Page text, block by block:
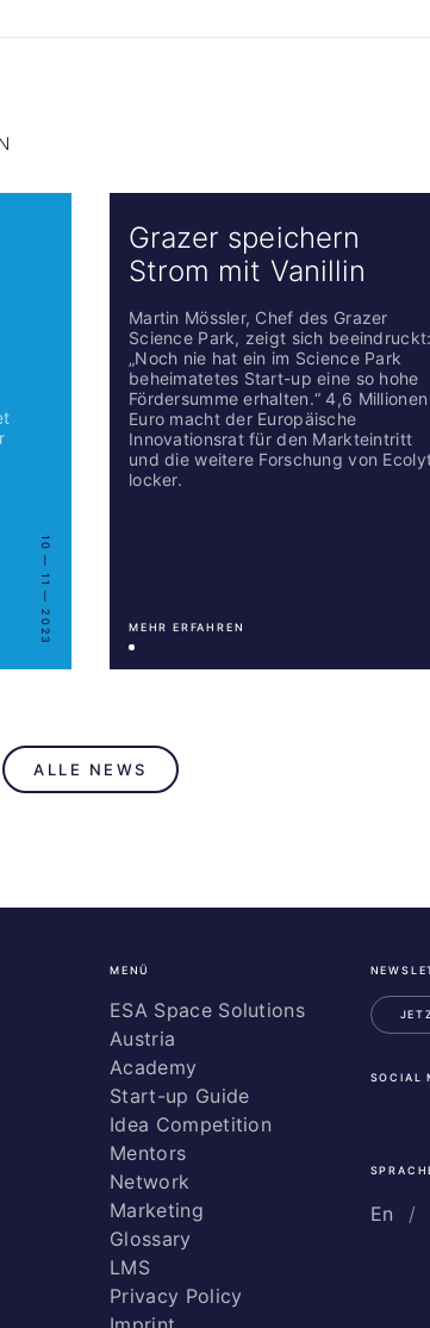
10 — 11 — 2023
Grazer speichern
Strom mit Vanillin
Martin Mössler, Chef des Grazer
Science Park, zeigt sich beeindruckt:
„Noch nie hat ein im Science Park
beheimatetes Start-up eine so hohe
Fördersumme erhalten.“ 4,6 Millionen
Euro macht der Europäische
Innovationsrat für den Markteintritt
und die weitere Forschung von
locker.
MEHR ERFAHREN
ALLE NEWS
MENÜ
ESA Space Solutions
Austria
Academy
Start-up Guide
Idea Competition
Mentors
Network
Marketing
Glossary
LMS
Privacy Policy
SOCIAL
En